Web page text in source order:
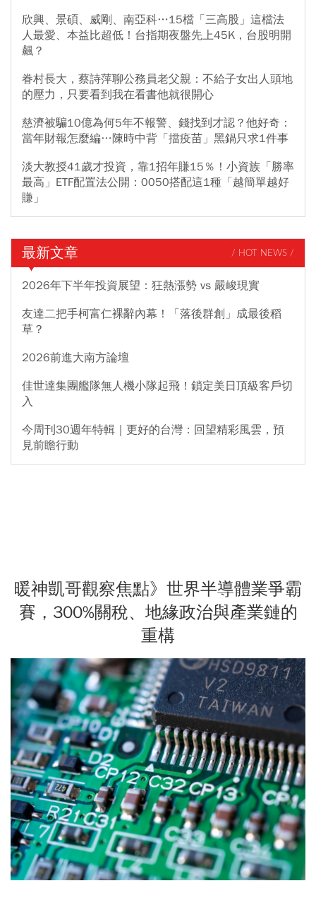
欣興、景碩、威剛、南亞科…15檔「三高股」這檔法
人最愛、本益比超低！台指期夜盤先上45K，台股明開
飆？
眷村長大，蔡詩萍聊公務員老父親：不給子女出人頭地
的壓力，只要看到我在看書他就很開心
慈濟被騙10億為何5年不報警、錢找到才認？他好奇：
當年財報怎麼編…陳時中背「擋疫苗」黑鍋只求1件事
淡大教授41歲才投資，靠1招年賺15％！小資族「勝率
最高」ETF配置法公開：0050搭配這1種「越簡單越好
賺」
最新文章 / HOT NEWS /
2026年下半年投資展望：狂熱漲勢 vs 嚴峻現實
友達二把手柯富仁裸辭內幕！「落後群創」成最後稻
草？
2026前進大南方論壇
佳世達集團艦隊無人機小隊起飛！鎖定美日頂級客戶切
入
今周刊30週年特輯｜更好的台灣：回望精彩風雲，預
見前瞻行動
暖神凱哥觀察焦點》世界半導體業爭霸
賽，300%關稅、地緣政治與產業鏈的
重構